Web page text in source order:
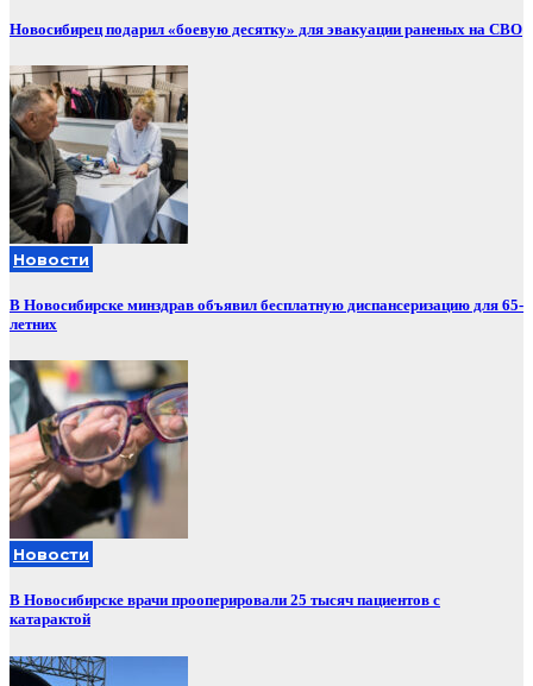
Новосибирец подарил «боевую десятку» для эвакуации раненых на СВО
Новости
В Новосибирске минздрав объявил бесплатную диспансеризацию для 65-
летних
Новости
В Новосибирске врачи прооперировали 25 тысяч пациентов с
катарактой